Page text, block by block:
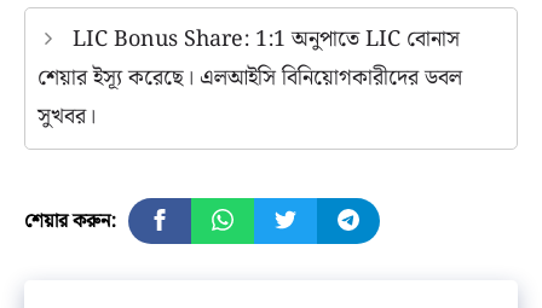
LIC Bonus Share: 1:1 অনুপাতে LIC বোনাস
শেয়ার ইস্যূ করেছে। এলআইসি বিনিয়োগকারীদের ডবল
সুখবর।
শেয়ার করুন: